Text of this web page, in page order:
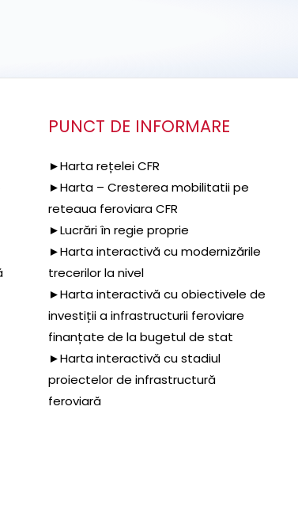
PUNCT DE INFORMARE
►Harta rețelei CFR
►Harta – Cresterea mobilitatii pe
reteaua feroviara CFR
►Lucrări în regie proprie
►Harta interactivă cu modernizările
trecerilor la nivel
►Harta interactivă cu obiectivele de
investiții a infrastructurii feroviare
finanțate de la bugetul de stat
►Harta interactivă cu stadiul
proiectelor de infrastructură
feroviară